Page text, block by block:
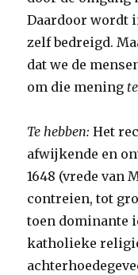
Daardoor wordt
zelf bedreigd.
dat we de
om die mening
Te hebben: Het
afwijkende en
1648 (vrede van
contreien, tot
toen dominante
katholieke